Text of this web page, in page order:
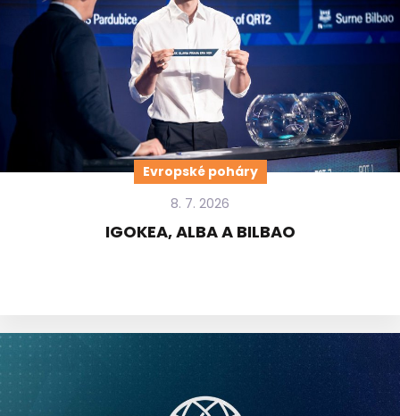
Evropské poháry
8. 7. 2026
IGOKEA, ALBA A BILBAO